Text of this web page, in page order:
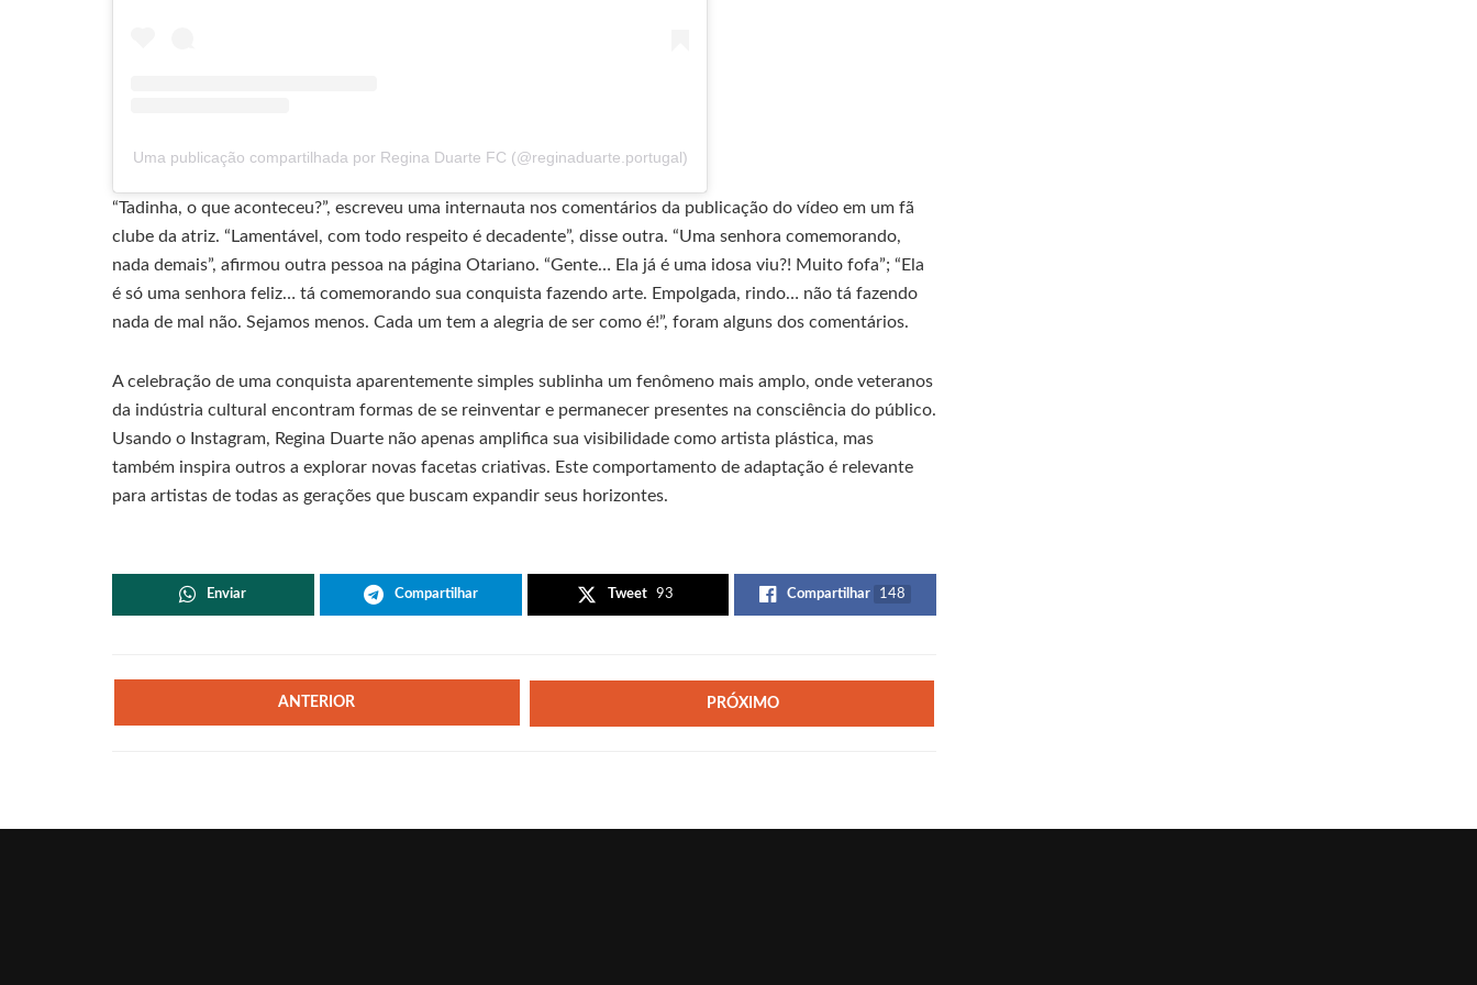
Uma publicação compartilhada por Regina Duarte FC (@reginaduarte.portugal)
“Tadinha, o que aconteceu?”, escreveu uma internauta nos comentários da publicação do vídeo em um fã
clube da atriz. “Lamentável, com todo respeito é decadente”, disse outra. “Uma senhora comemorando,
nada demais”, afirmou outra pessoa na página Otariano. “Gente… Ela já é uma idosa viu?! Muito fofa”; “Ela
é só uma senhora feliz… tá comemorando sua conquista fazendo arte. Empolgada, rindo… não tá fazendo
nada de mal não. Sejamos menos. Cada um tem a alegria de ser como é!”, foram alguns dos comentários.
A celebração de uma conquista aparentemente simples sublinha um fenômeno mais amplo, onde veteranos
da indústria cultural encontram formas de se reinventar e permanecer presentes na consciência do público.
Usando o Instagram, Regina Duarte não apenas amplifica sua visibilidade como artista plástica, mas
também inspira outros a explorar novas facetas criativas. Este comportamento de adaptação é relevante
para artistas de todas as gerações que buscam expandir seus horizontes.
Enviar Compartilhar Tweet 93 Compartilhar 148
ANTERIOR PRÓXIMO